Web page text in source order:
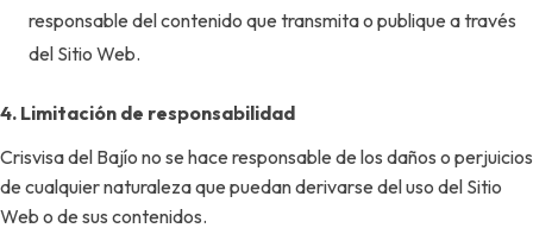
responsable del contenido que transmita o publique a través
del Sitio Web.
4. Limitación de responsabilidad
Crisvisa del Bajío no se hace responsable de los daños o perjuicios
de cualquier naturaleza que puedan derivarse del uso del Sitio
Web o de sus contenidos.